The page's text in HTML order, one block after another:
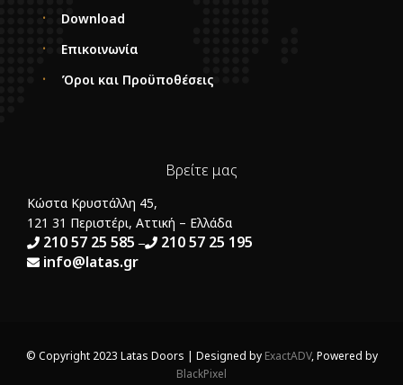
Download
Επικοινωνία
Όροι και Προϋποθέσεις
Βρείτε μας
Κώστα Κρυστάλλη 45,
121 31 Περιστέρι, Αττική – Ελλάδα
210 57 25 585 –
210 57 25 195
info@latas.gr
© Copyright 2023 Latas Doors | Designed by ExactADV, Powered by
BlackPixel